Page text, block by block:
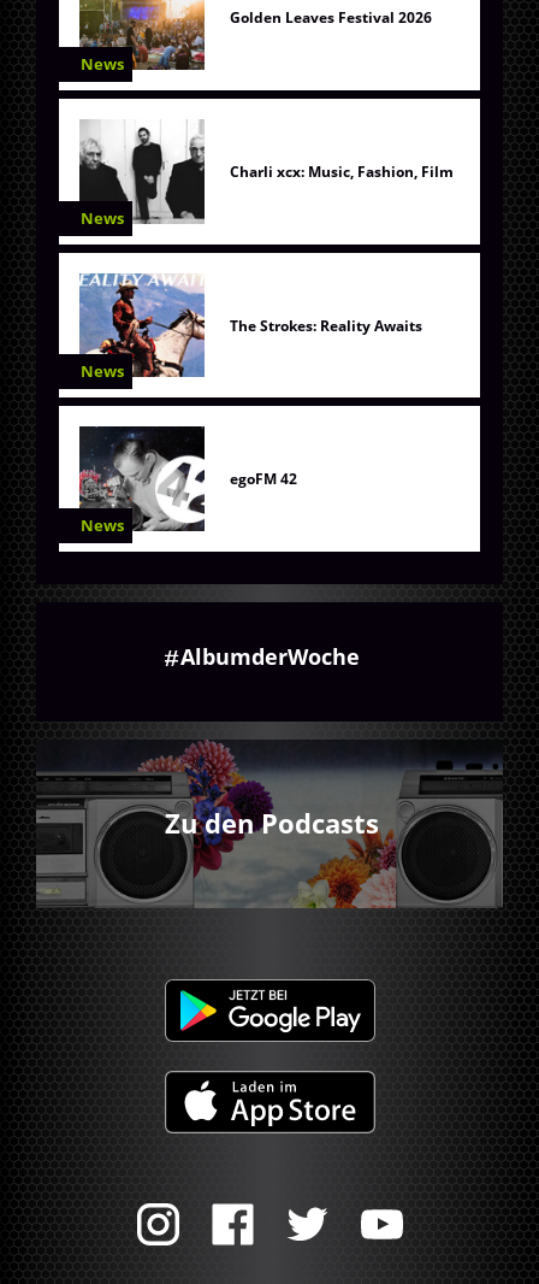
News
Golden Leaves Festival 2026
News
Charli xcx: Music, Fashion, Film
News
The Strokes: Reality Awaits
News
egoFM 42
AlbumderWoche
Zu den Podcasts